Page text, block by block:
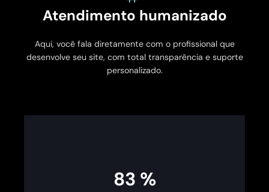
Atendimento humanizado
Aqui, você fala diretamente com o profissional que
desenvolve seu site, com total transparência e suporte
personalizado.
100 %